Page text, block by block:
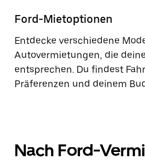
Ford-Mietoptionen
Entdecke verschiedene
Autovermietungen, die
entsprechen. Du findest
Präferenzen und deinem
Nach Ford-